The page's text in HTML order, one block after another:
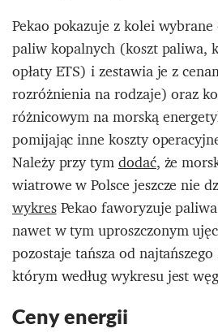
Pekao pokazuje z kolei
paliw kopalnych (koszt paliwa,
opłaty ETS) i zestawia je z
rozróżnienia na rodzaje) oraz
różnicowym na morską
pomijając inne koszty
Należy przy tymdodać, że
wiatrowe w Polsce jeszcze nie
wykresPekao faworyzuje
nawet w tym uproszczonym
pozostaje tańsza od
którym wedługwykresujest
Ceny energii